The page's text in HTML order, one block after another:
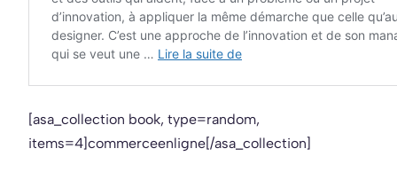
[asa_collection book, type=random,
items=4]commerceenligne[/asa_collection]